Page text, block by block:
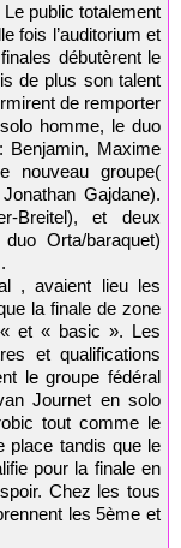
public totalement
fois l’auditorium et
débutèrent le
de plus son talent
de remporter
homme, le duo
Benjamin, Maxime
nouveau groupe(
Gajdane).
Breitel), et deux
Orta/baraquet)
, avaient lieu les
la finale de zone
et « basic ». Les
et qualifications
le groupe fédéral
Journet en solo
tout comme le
place tandis que le
pour la finale en
Chez les tous
les 5ème et